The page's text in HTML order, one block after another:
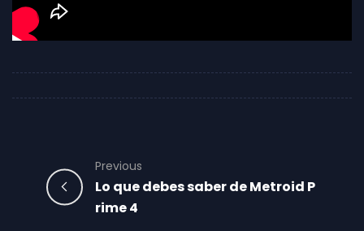
Previous
Lo que debes saber de Metroid P
rime 4